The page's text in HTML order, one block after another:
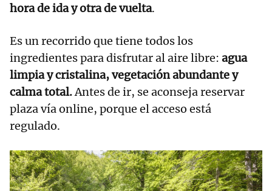
hora de ida y otra de vuelta.
Es un recorrido que tiene todos los
ingredientes para disfrutar al aire libre: agua
limpia y cristalina, vegetación abundante y
calma total.Antes de ir, se aconseja reservar
plaza vía online, porque el acceso está
regulado.